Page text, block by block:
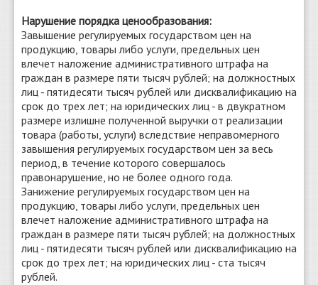
Нарушение порядка ценообразования:
Завышение регулируемых государством цен на
продукцию, товары либо услуги, предельных цен
влечет наложение административного штрафа на
граждан в размере пяти тысяч рублей; на должностных
лиц - пятидесяти тысяч рублей или дисквалификацию на
срок до трех лет; на юридических лиц - в двукратном
размере излишне полученной выручки от реализации
товара (работы, услуги) вследствие неправомерного
завышения регулируемых государством цен за весь
период, в течение которого совершалось
правонарушение, но не более одного года.
Занижение регулируемых государством цен на
продукцию, товары либо услуги, предельных цен
влечет наложение административного штрафа на
граждан в размере пяти тысяч рублей; на должностных
лиц - пятидесяти тысяч рублей или дисквалификацию на
срок до трех лет; на юридических лиц - ста тысяч
рублей.